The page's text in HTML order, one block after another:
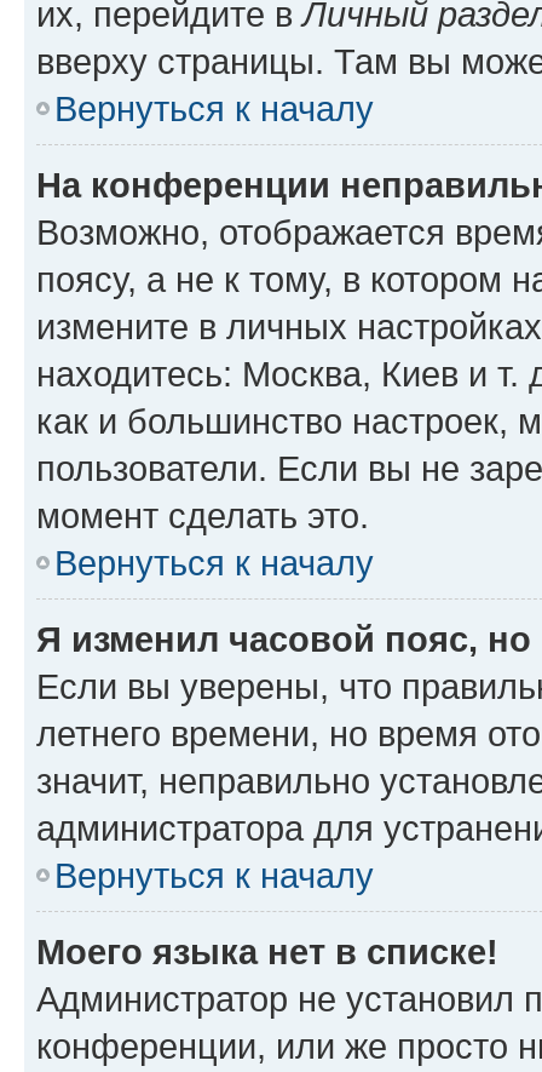
их, перейдите вЛичный
вверху страницы. Там вы
Вернуться к началу
На конференции
Возможно, отображается
поясу, а не к тому, в котором
измените в личных
находитесь: Москва, Киев и т.
как и большинство настроек,
пользователи. Если вы не
момент сделать это.
Вернуться к началу
Я изменил часовой пояс,
Если вы уверены, что
летнего времени, но время
значит, неправильно
администратора для
Вернуться к началу
Моего языка нет в списке!
Администратор не установил
конференции, или же просто